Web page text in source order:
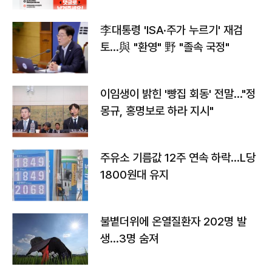
李대통령 'ISA·주가 누르기' 재검
토…與 "환영" 野 "졸속 국정"
이임생이 밝힌 '빵집 회동' 전말…"정
몽규, 홍명보로 하라 지시"
주유소 기름값 12주 연속 하락…L당
1800원대 유지
불볕더위에 온열질환자 202명 발
생…3명 숨져